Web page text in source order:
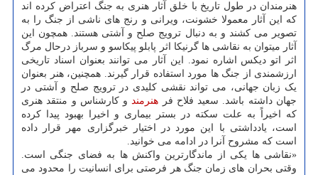
هنرمندان در طول تاریخ با خلق آثار هنری به جنگ اعتراض کرده اند
که این آثار معمولا خشونت، ویرانی و رنج های ناشی از جنگ را به
تصویر می کشند و به دنبال ترویج صلح و آشتی هستند. همچون این
آثار میتوان به نقاشی ها گرنیکا اثر پابلو پیکاسو و سرباز درحال مرگ
اثر اتو دیکس اشاره نمود. این آثار می توانند بعنوان اسناد تاریخی
ارزشمندی از جنگ ها مورد استفاده قرار گیرند. همچنین، هنر بعنوان
یک زبان جهانی، می تواند نقشی کلیدی در ترویج صلح و آشتی در
جهان داشته باشد. سعید فلاح فر هنرمندو کارشناس و منتقد هنری
که اخیراً به علت سکته در بستر بیماری و اخیرا بهبود پیدا کرده
است، یادداشتی با این مورد در اختیار خبرگزاری مهر قرار داده
است که مشروح آنرا در ادامه می خوانید.
«نقاشی ها یکی از ماندگارترین واکنش ها به فضای جنگی است.
وقتی بحران های زمان جنگ هر فرصتی برای انسانیت را محدود می